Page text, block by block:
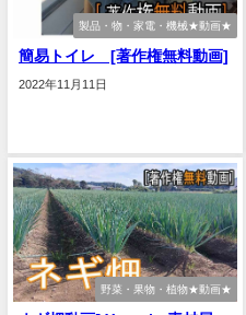
製品・物・家電・機械★動画★
簡易トイレ [著作権無料動画]
2022年11月11日
野菜・果物・植物★動画★